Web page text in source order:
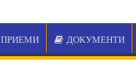
ПРИЕМИ ДОКУМЕНТИ